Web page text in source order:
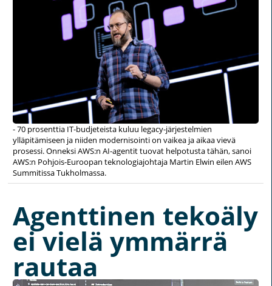
- 70 prosenttia IT-budjeteista kuluu legacy-järjestelmien
ylläpitämiseen ja niiden modernisointi on vaikea ja aikaa vievä
prosessi. Onneksi AWS:n AI-agentit tuovat helpotusta tähän, sanoi
AWS:n Pohjois-Euroopan teknologiajohtaja Martin Elwin eilen AWS
Summitissa Tukholmassa.
Agenttinen tekoäly
ei vielä ymmärrä
rautaa